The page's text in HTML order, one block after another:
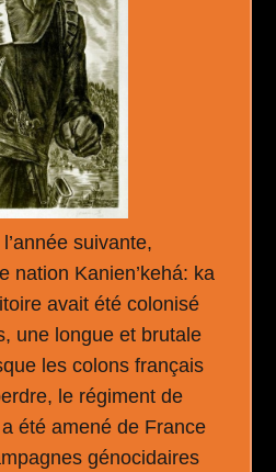
suivante,
nation Kanien’kehá: ka
avait été colonisé
une longue et brutale
les colons français
le régiment de
été amené de France
génocidaires